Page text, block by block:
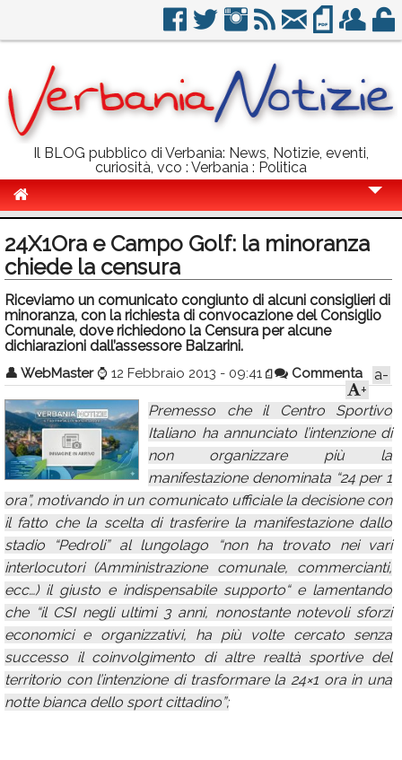
Il BLOG pubblico di Verbania: News, Notizie, eventi,
curiosità, vco : Verbania : Politica
Politica
Sport
Eventi
Calendario
Annunci
24X1Ora e Campo Golf: la minoranza
chiede la censura
Riceviamo un comunicato congiunto di alcuni consiglieri di
minoranza, con la richiesta di convocazione del Consiglio
Comunale, dove richiedono la Censura per alcune
dichiarazioni dall’assessore Balzarini.
👤 WebMaster ⌚ 12 Febbraio 2013 - 09:41 Commenta
a-
+
Premesso che il Centro Sportivo
Italiano ha annunciato l’intenzione di
non organizzare più la
manifestazione denominata “24 per 1
ora”, motivando in un comunicato ufficiale la decisione con
il fatto che la scelta di trasferire la manifestazione dallo
stadio “Pedroli” al lungolago “non ha trovato nei vari
interlocutori (Amministrazione comunale, commercianti,
ecc…) il giusto e indispensabile supporto“ e lamentando
che “il CSI negli ultimi 3 anni, nonostante notevoli sforzi
economici e organizzativi, ha più volte cercato senza
successo il coinvolgimento di altre realtà sportive del
territorio con l’intenzione di trasformare la 24×1 ora in una
notte bianca dello sport cittadino”;